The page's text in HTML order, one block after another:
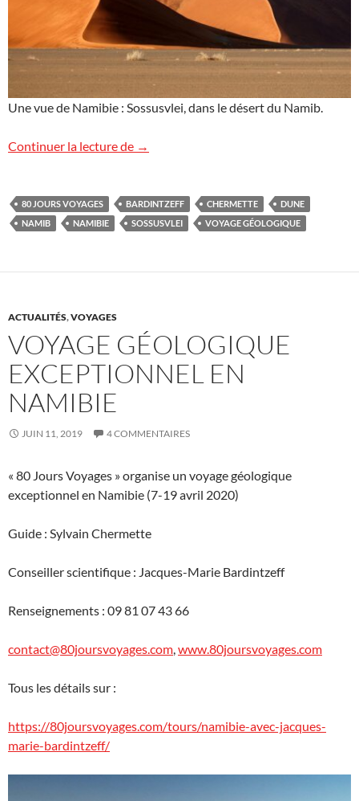
Une vue de Namibie : Sossusvlei, dans le désert du Namib.
Continuer la lecture de Voyage géologique en Namibie
→
80 JOURS VOYAGES BARDINTZEFF CHERMETTE
DUNE
NAMIB
NAMIBIE SOSSUSVLEI VOYAGE GÉOLOGIQUE
ACTUALITÉS,VOYAGES
VOYAGE GÉOLOGIQUE
EXCEPTIONNEL EN
NAMIBIE
JUIN 11, 2019 4 COMMENTAIRES
« 80 Jours Voyages » organise un voyage géologique
exceptionnel en Namibie (7-19 avril 2020)
Guide : Sylvain Chermette
Conseiller scientifique : Jacques-Marie Bardintzeff
Renseignements : 09 81 07 43 66
contact@80joursvoyages.com,www.80joursvoyages.com
Tous les détails sur :
https://80joursvoyages.com/tours/namibie-avec-jacques-
marie-bardintzeff/